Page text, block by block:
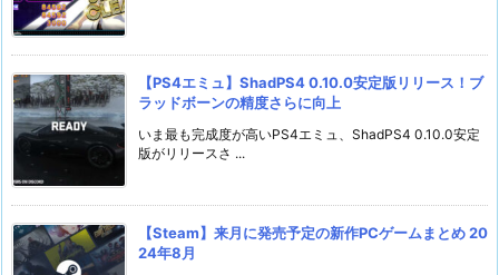
【PS4エミュ】ShadPS4 0.10.0安定版リリース！ブ
ラッドボーンの精度さらに向上
いま最も完成度が高いPS4エミュ、ShadPS4 0.10.0安定
版がリリースさ ...
【Steam】来月に発売予定の新作PCゲームまとめ 20
24年8月